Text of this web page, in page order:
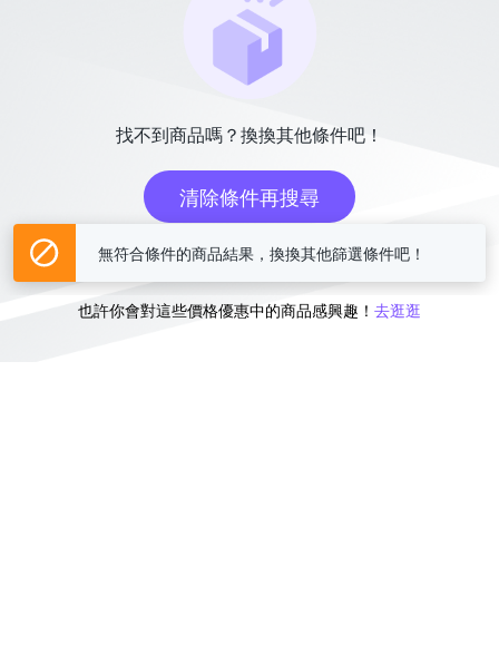
找不到商品嗎？換換其他條件吧！
清除條件再搜尋
或
也許你會對這些價格優惠中的商品感興趣！ 去逛逛
無符合條件的商品結果，換換其他篩選條件吧！